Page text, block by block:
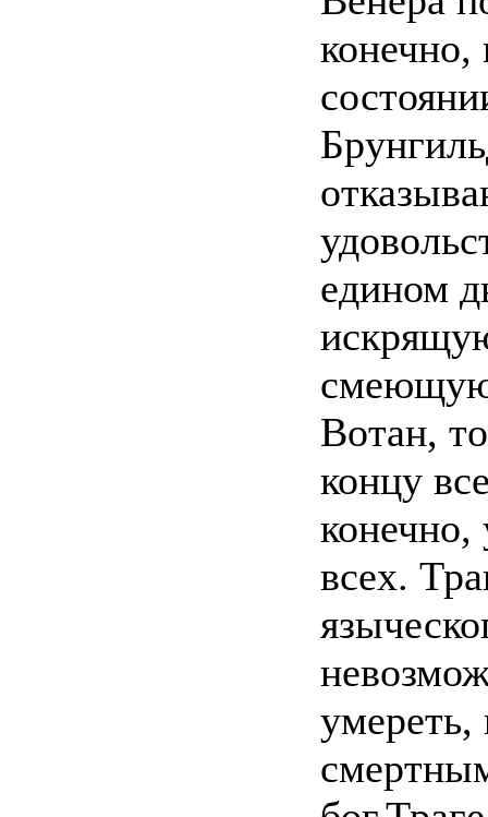
конечно,
едином
Вотан,
концу
конечно,
всех.
умереть,